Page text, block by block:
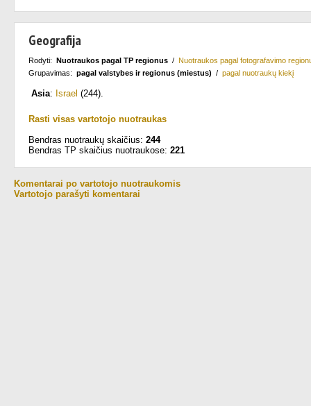
Geografija
Rodyti: Nuotraukos pagal TP regionus / Nuotraukos pagal fotografavimo
Grupavimas: pagal valstybes ir regionus (miestus) / pagal nuotraukų kiekį
Asia: Israel (244).
Rasti visas vartotojo nuotraukas
Bendras nuotraukų skaičius: 244
Bendras TP skaičius nuotraukose: 221
Komentarai po vartotojo nuotraukomis
Vartotojo parašyti komentarai